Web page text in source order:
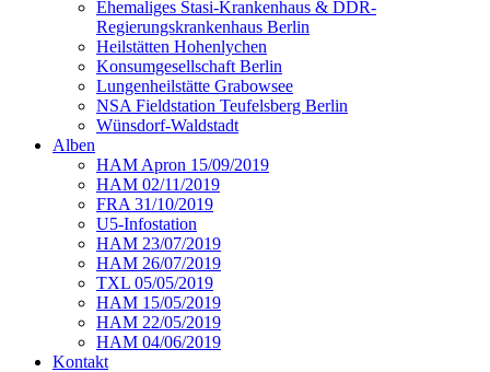
Ehemaliges Stasi-Krankenhaus & DDR-
Regierungskrankenhaus Berlin
Heilstätten Hohenlychen
Konsumgesellschaft Berlin
Lungenheilstätte Grabowsee
NSA Fieldstation Teufelsberg Berlin
Wünsdorf-Waldstadt
Alben
HAM Apron 15/09/2019
HAM 02/11/2019
FRA 31/10/2019
U5-Infostation
HAM 23/07/2019
HAM 26/07/2019
TXL 05/05/2019
HAM 15/05/2019
HAM 22/05/2019
HAM 04/06/2019
Kontakt